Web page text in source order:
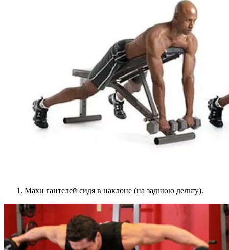
Махи гантелей сидя в наклоне (на заднюю дельту).